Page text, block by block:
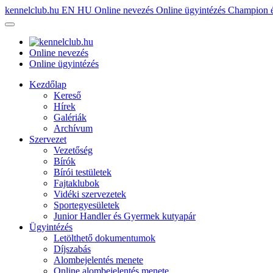
kennelclub.hu EN HU Online nevezés Online ügyintézés Champion
Online nevezés
Online ügyintézés
Kezdőlap
Kereső
Hírek
Galériák
Archívum
Szervezet
Vezetőség
Bírók
Bírói testületek
Fajtaklubok
Vidéki szervezetek
Sportegyesületek
Junior Handler és Gyermek kutyapár
Ügyintézés
Letölthető dokumentumok
Díjszabás
Alombejelentés menete
Online alombejelentés menete